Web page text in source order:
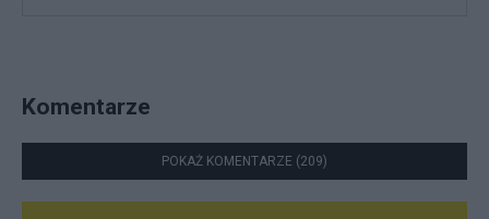
Komentarze
POKAŻ KOMENTARZE (209)